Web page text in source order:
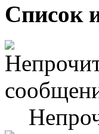
Список